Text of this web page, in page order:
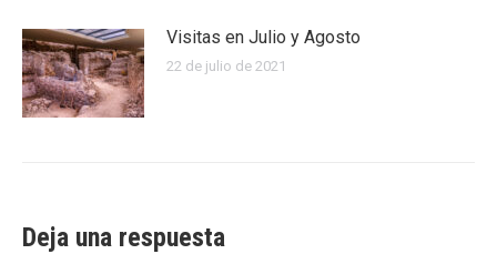
Visitas en Julio y Agosto
22 de julio de 2021
Deja una respuesta